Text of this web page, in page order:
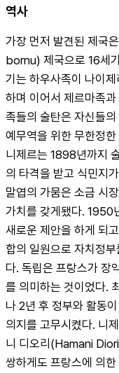
역사
가장 먼저 발견된 제국
bornu) 제국으로 16세
기는 하우사족이 나이
하며 이어서 제르마족
족들의 술탄은 자신들
예무역을 위한 무한정
니제르는 1898년까지
의 타격을 받고 식민지
말엽의 가뭄은 소금 시
가치를 갖게됐다. 1950
새로운 제안을 하게 되
합의 일원으로 자치정
다. 독립은 프랑스가 장
를 의미하는 것이었다.
나 2년 후 정부와 활동
의지를 고무시켰다. 니
니 디오리(Hamani
쌍하게도 프랑스에 의